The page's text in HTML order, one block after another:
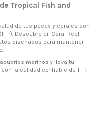
Tropical Fish and
de tus peces y corales con
Descubre en Coral Reef
diseñados para mantener
marinos y lleva tu
la calidad confiable de TFP.